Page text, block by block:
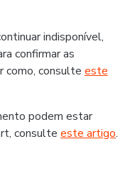
indisponível,
confirmar as
como, consulte este
podem estar
consulte este artigo.